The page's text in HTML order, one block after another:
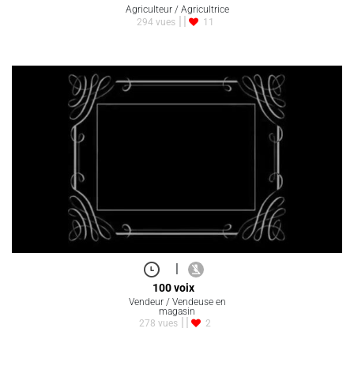
Agriculteur / Agricultrice
294 vues
11
|
100 voix
Vendeur / Vendeuse en
magasin
278 vues
2